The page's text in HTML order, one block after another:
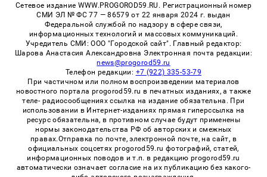
Сетевое издание WWW.PROGOROD59.RU. Регистрационный номер
СМИ ЭЛ № ФС 77 — 86579 от 22 января 2024 г. выдан
Федеральной службой по надзору в сфере связи,
информационных технологий и массовых коммуникаций.
Учредитель СМИ: ООО "Городской сайт". Главный редактор:
Шарова Анастасия Александровна Электронная почта редакции:
news@progorod59.ru
Телефон редакции: +7 (922) 335-53-79
При частичном или полном воспроизведении материалов
новостного портала progorod59.ru в печатных изданиях, а также
теле- радиосообщениях ссылка на издание обязательна. При
использовании в Интернет-изданиях прямая гиперссылка на
ресурс обязательна, в противном случае будут применены
нормы законодательства РФ об авторских и смежных
правах.Отправка по почте, электронной почте, на сайт, в
официальных соцсетях progorod59.ru фотографий, статей,
информационных поводов и т.п. в редакцию progorod59.ru
автоматически означает согласие на их публикацию без какого-